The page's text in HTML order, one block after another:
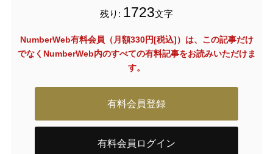
残り: 1723文字
NumberWeb有料会員（月額330円[税込]）は、この記事だけ
でなく NumberWeb内のすべての有料記事をお読みいただけま
す。
有料会員登録
有料会員ログイン